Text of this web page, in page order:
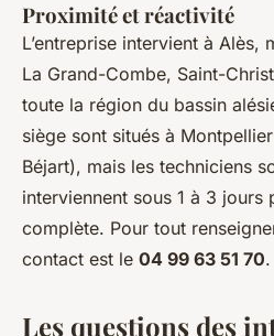
Proximité et réactivité
L’entreprise intervient à Alès,
La Grand-Combe, Saint-
toute la région du bassin
siège sont situés à
Béjart), mais les techniciens
interviennent sous 1 à 3 jours
complète. Pour tout
contact est le 04 99 63 51 70.
Les questions des